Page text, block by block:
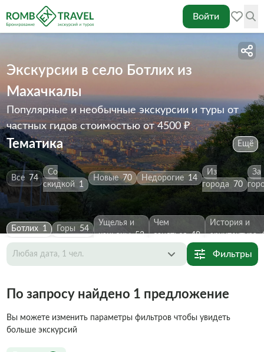
Войти
Экскурсии в село Ботлих из
Махачкалы
Популярные и необычные экскурсии и туры от
частных гидовстоимостью от 4500 ₽
Тематика Ещё
Все 74
Со
скидкой
1
Новые 70 Недорогие 14
Из
города
70
За
Ботлих 1 Горы 54
Ущелья и
каньоны 52
Чем
заняться 49
История и
архитектура
Любая дата, 1 чел. Фильтры
По запросу найдено 1 предложение
Вы можете изменить параметры фильтров чтобы увидеть
больше экскурсий